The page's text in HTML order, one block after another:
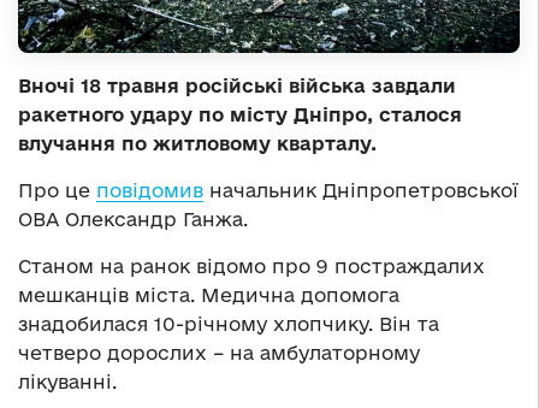
Вночі 18 травня російські війська завдали
ракетного удару по місту Дніпро, сталося
влучання по житловому кварталу.
Про це повідомив начальник Дніпропетровської
ОВА Олександр Ганжа.
Станом на ранок відомо про 9 постраждалих
мешканців міста. Медична допомога
знадобилася 10-річному хлопчику. Він та
четверо дорослих – на амбулаторному
лікуванні.